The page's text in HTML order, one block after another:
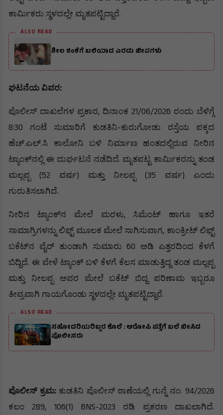
ಕಾರ್ಮಿಕರು ಸ್ಥಳದಲ್ಲೇ ಮೃತಪಟ್ಟಿದ್ದಾರೆ.
ALSO READ
ಶೀಲ ಶಂಕೆಗೆ ಬಲಿಯಾದ ಎರಡು ಜೀವಗಳು
ಘಟನೆಯ ವಿವರ:
ಪೊಲೀಸ್ ದಾಖಲೆಗಳ ಪ್ರಕಾರ, ದಿನಾಂಕ 21/06/2026 ರಂದು ಬೆಳಿಗ್ಗೆ
8:30 ಗಂಟೆ ಸುಮಾರಿಗೆ ಕುಡತಿನಿ-ಕುರುಗೋಡು ರಸ್ತೆಯ
ಪಕ್ಕದ
ಹೆಚ್.ಎಲ್.ಸಿ ಕಾಲೋನಿ ಬಳಿ ನಿರ್ಮಾಣ ಹಂತದಲ್ಲಿರುವ
ನೀರಿನ
ಟ್ಯಾಂಕ್ನಲ್ಲಿ ಈ ದುರ್ಘಟನೆ ನಡೆದಿದೆ. ಮೃತಪಟ್ಟ ಕಾರ್ಮಿಕರನ್ನು ತಂಡ
ಮಲ್ಲಪ್ಪ(52 ವರ್ಷ) ಮತ್ತು ನೀಲಪ್ಪ(35 ವರ್ಷ)
ಎಂದು
ಗುರುತಿಸಲಾಗಿದೆ.
ನೀರಿನ ಟ್ಯಾಂಕ್ನ ಮೇಲೆ ಮರಳು, ಸಿಮೆಂಟ್ ಹಾಗೂ
ಇತರೆ
ಸಾಮಾಗ್ರಿಗಳನ್ನು ಲಿಫ್ಟ್ ಮೂಲಕ ಮೇಲೆ ಸಾಗಿಸುವಾಗ, ಕಾಂಕ್ರೀಟ್ ಲಿಫ್ಟ್
ಬಕೆಟ್ನ ವೈರ್ ತುಂಡಾಗಿ ಸುಮಾರು 60 ಅಡಿ ಎತ್ತರದಿಂದ
ಕೆಳಗೆ
ಬಿದ್ದಿದೆ. ಈ ವೇಳೆ ಟ್ಯಾಂಕ್ ಬಳಿ ಕೆಳಗೆ ಕೆಲಸ ಮಾಡುತ್ತಿದ್ದ ತಂಡ ಮಲ್ಲಪ್ಪ
ಮತ್ತು
ನೀಲಪ್ಪ ಅವರ ಮೇಲೆ ಬಕೆಟ್ ಬಿದ್ದ ಪರಿಣಾಮ
ಇಬ್ಬರೂ
ತೀವ್ರವಾಗಿ ಗಾಯಗೊಂಡು ಸ್ಥಳದಲ್ಲೇ ಮೃತಪಟ್ಟಿದ್ದಾರೆ.
ALSO READ
ಸಹೋದರಿಯರಿಬ್ಬರ ಕೊಲೆ : ಆರೋಪಿ ಪತ್ತೆಗೆ ಬಲೆ ಬೀಸಿದ
ಪೊಲೀಸರು
ಪೊಲೀಸ್ ಕ್ರಮ: ಕುಡತಿನಿ ಪೊಲೀಸ್ ಠಾಣೆಯಲ್ಲಿ ಗುನ್ನೆ ನಂ. 94/2026
ಕಲಂ 289, 106(1) BNS-2023 ರಡಿ ಪ್ರಕರಣ ದಾಖಲಾಗಿದೆ.